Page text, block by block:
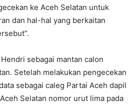
ke Aceh Selatan untuk
dan hal-hal yang berkaitan
sebagai mantan calon
Setelah melakukan pengecekan
sebagai caleg Partai Aceh dapil
Selatan nomor urut lima pada